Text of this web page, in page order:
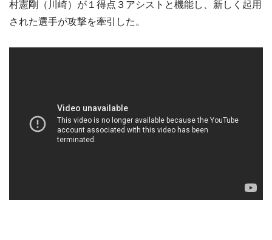
村憲剛（川崎）が１得点３アシストと機能し、新しく起用
された選手が攻撃を牽引した。